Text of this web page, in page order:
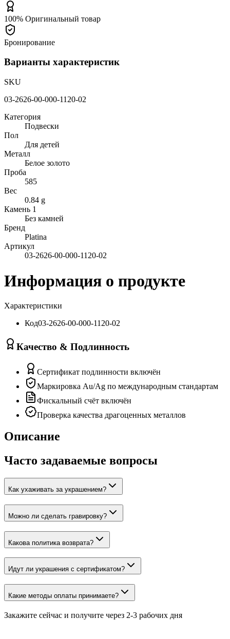
100% Оригинальный товар
Бронирование
Варианты характеристик
SKU
03-2626-00-000-1120-02
Категория
Подвески
Пол
Для детей
Металл
Белое золото
Проба
585
Вес
0.84 g
Камень 1
Без камней
Бренд
Platina
Артикул
03-2626-00-000-1120-02
Информация о продукте
Характеристики
Код03-2626-00-000-1120-02
Качество & Подлинность
Сертификат подлинности включён
Маркировка Au/Ag по международным стандартам
Фискальный счёт включён
Проверка качества драгоценных металлов
Описание
Часто задаваемые вопросы
Как ухаживать за украшением?
Можно ли сделать гравировку?
Какова политика возврата?
Идут ли украшения с сертификатом?
Какие методы оплаты принимаете?
Закажите сейчас и получите через 2-3 рабочих дня